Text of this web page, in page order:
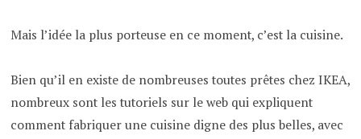
Mais l’idée la plus porteuse en ce moment, c’est la cuisine.
Bien qu’il en existe de nombreuses toutes prêtes chez IKEA,
nombreux sont les tutoriels sur le web qui expliquent
comment fabriquer une cuisine digne des plus belles, avec